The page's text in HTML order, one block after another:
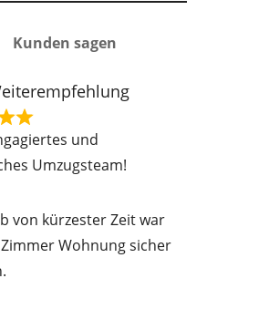
Kunden sagen
und
Umzugsteam!
von kürzester Zeit war
Wohnung sicher